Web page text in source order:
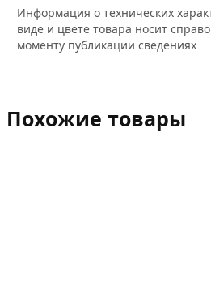
Информация о технических
виде и цвете товара носит
моменту публикации сведениях
Похожие товары